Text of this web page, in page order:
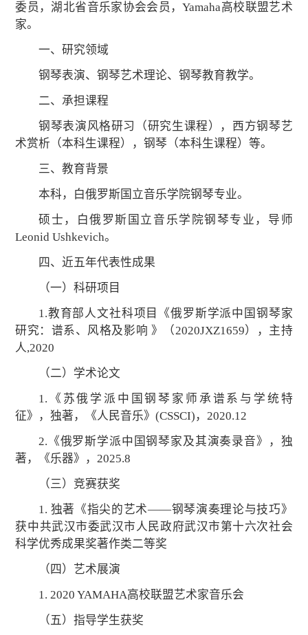
委员，湖北省音乐家协会会员，Yamaha高校联盟艺术
家。
一、研究领域
钢琴表演、钢琴艺术理论、钢琴教育教学。
二、承担课程
钢琴表演风格研习（研究生课程），西方钢琴艺
术赏析（本科生课程），钢琴（本科生课程）等。
三、教育背景
本科，白俄罗斯国立音乐学院钢琴专业。
硕士，白俄罗斯国立音乐学院钢琴专业，导师
Leonid Ushkevich。
四、近五年代表性成果
（一）科研项目
1.教育部人文社科项目《俄罗斯学派中国钢琴家
研究：谱系、风格及影响 》（2020JXZ1659），主持
人,2020
（二）学术论文
1.《苏俄学派中国钢琴家师承谱系与学统特
征》，独著，《人民音乐》(CSSCI)，2020.12
2.《俄罗斯学派中国钢琴家及其演奏录音》，独
著，《乐器》，2025.8
（三）竞赛获奖
1. 独著《指尖的艺术——钢琴演奏理论与技巧》
获中共武汉市委武汉市人民政府武汉市第十六次社会
科学优秀成果奖著作类二等奖
（四）艺术展演
1. 2020 YAMAHA高校联盟艺术家音乐会
（五）指导学生获奖